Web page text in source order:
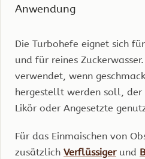
Anwendung
Die Turbohefe eignet sich
und für reines
verwendet, wenn
hergestellt werden soll, der
Likör oder Angesetzte
Für das Einmaischen von
zusätzlich Verflüssigerund